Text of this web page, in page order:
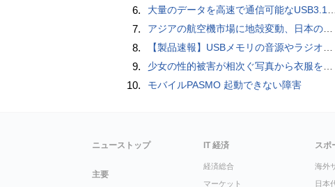
6. 大量のデータを高速で通信可能なUSB3.1（Gen1）対応USB TypeC - USB TypeAケーブル
7. アジアの航空機市場に地殻変動、日本のサプライヤーに影響も
8. 【製品速報】USBメモリの音源やラジオも聴ける、サンワダイレクトのカセットプレーヤー
9. 少女の性的被害が相次ぐ写真から衣服を剥ぎ取るAIポルノアプリ「ClothOff」の背後にいる人物とは？
10. モバイルPASMO 起動できない障害
ニューストップ
主要
IT 経済
経済総合
マーケット
スポ
海外
日本